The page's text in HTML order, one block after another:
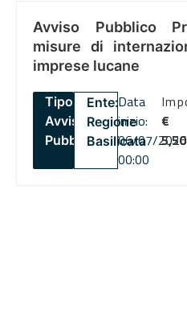
Avviso Pubblico
misure di
imprese lucane
Tipo:
Avviso
Pubblico
Ente:
Regione
Basilicata
Data
inizio:
06/07/2026
00:00
€